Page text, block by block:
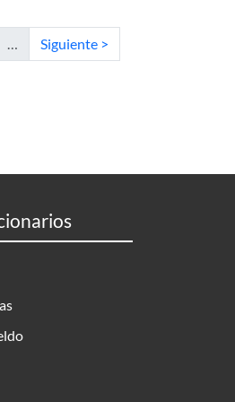
Case Study Universidad de la
… Siguiente página
Siguiente >